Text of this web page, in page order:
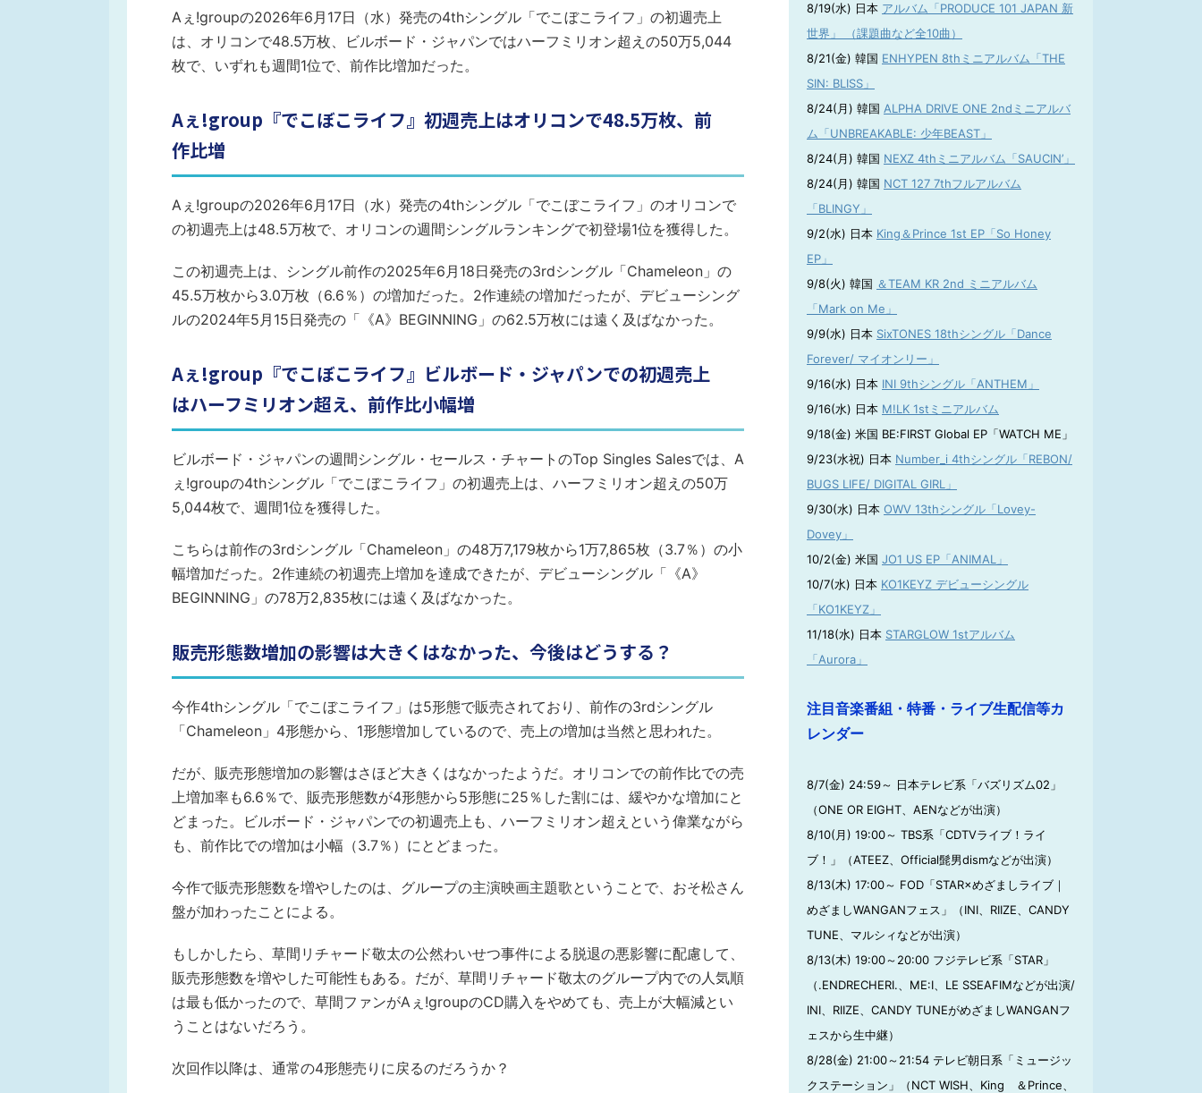
Aぇ!groupの2026年6月17日（水）発売の4thシングル「でこぼこライフ」の初週売上
は、オリコンで48.5万枚、ビルボード・ジャパンではハーフミリオン超えの50万5,044
枚で、いずれも週間1位で、前作比増加だった。
Aぇ!group『でこぼこライフ』初週売上はオリコンで48.5万枚、前
作比増
Aぇ!groupの2026年6月17日（水）発売の4thシングル「でこぼこライフ」のオリコンで
の初週売上は48.5万枚で、オリコンの週間シングルランキングで初登場1位を獲得した。
この初週売上は、シングル前作の2025年6月18日発売の3rdシングル「Chameleon」の
45.5万枚から3.0万枚（6.6％）の増加だった。2作連続の増加だったが、デビューシング
ルの2024年5月15日発売の「《A》BEGINNING」の62.5万枚には遠く及ばなかった。
Aぇ!group『でこぼこライフ』ビルボード・ジャパンでの初週売上
はハーフミリオン超え、前作比小幅増
ビルボード・ジャパンの週間シングル・セールス・チャートのTop Singles Salesでは、A
ぇ!groupの4thシングル「でこぼこライフ」の初週売上は、ハーフミリオン超えの50万
5,044枚で、週間1位を獲得した。
こちらは前作の3rdシングル「Chameleon」の48万7,179枚から1万7,865枚（3.7％）の小
幅増加だった。2作連続の初週売上増加を達成できたが、デビューシングル「《A》
BEGINNING」の78万2,835枚には遠く及ばなかった。
販売形態数増加の影響は大きくはなかった、今後はどうする？
今作4thシングル「でこぼこライフ」は5形態で販売されており、前作の3rdシングル
「Chameleon」4形態から、1形態増加しているので、売上の増加は当然と思われた。
だが、販売形態増加の影響はさほど大きくはなかったようだ。オリコンでの前作比での売
上増加率も6.6％で、販売形態数が4形態から5形態に25％した割には、緩やかな増加にと
どまった。ビルボード・ジャパンでの初週売上も、ハーフミリオン超えという偉業ながら
も、前作比での増加は小幅（3.7％）にとどまった。
今作で販売形態数を増やしたのは、グループの主演映画主題歌ということで、おそ松さん
盤が加わったことによる。
もしかしたら、草間リチャード敬太の公然わいせつ事件による脱退の悪影響に配慮して、
販売形態数を増やした可能性もある。だが、草間リチャード敬太のグループ内での人気順
は最も低かったので、草間ファンがAぇ!groupのCD購入をやめても、売上が大幅減とい
うことはないだろう。
次回作以降は、通常の4形態売りに戻るのだろうか？
8/19(水) 日本 アルバム「PRODUCE 101 JAPAN 新
世界」 （課題曲など全10曲）
8/21(金) 韓国 ENHYPEN 8thミニアルバム「THE
SIN: BLISS」
8/24(月) 韓国 ALPHA DRIVE ONE 2ndミニアルバ
ム「UNBREAKABLE: 少年BEAST」
8/24(月) 韓国 NEXZ 4thミニアルバム「SAUCIN’」
8/24(月) 韓国 NCT 127 7thフルアルバム
「BLINGY」
9/2(水) 日本 King＆Prince 1st EP「So Honey
EP」
9/8(火) 韓国 ＆TEAM KR 2nd ミニアルバム
「Mark on Me」
9/9(水) 日本 SixTONES 18thシングル「Dance
Forever/ マイオンリー」
9/16(水) 日本 INI 9thシングル「ANTHEM」
9/16(水) 日本 M!LK 1stミニアルバム
9/18(金) 米国 BE:FIRST Global EP「WATCH ME」
9/23(水祝) 日本 Number_i 4thシングル「REBON/
BUGS LIFE/ DIGITAL GIRL」
9/30(水) 日本 OWV 13thシングル「Lovey-
Dovey」
10/2(金) 米国 JO1 US EP「ANIMAL」
10/7(水) 日本 KO1KEYZ デビューシングル
「KO1KEYZ」
11/18(水) 日本 STARGLOW 1stアルバム
「Aurora」
注目音楽番組・特番・ライブ生配信等カ
レンダー
8/7(金) 24:59～ 日本テレビ系「バズリズム02」
（ONE OR EIGHT、AENなどが出演）
8/10(月) 19:00～ TBS系「CDTVライブ！ライ
ブ！」（ATEEZ、Official髭男dismなどが出演）
8/13(木) 17:00～ FOD「STAR×めざましライブ｜
めざましWANGANフェス」（INI、RIIZE、CANDY
TUNE、マルシィなどが出演）
8/13(木) 19:00～20:00 フジテレビ系「STAR」
（.ENDRECHERI.、ME:I、LE SSEAFIMなどが出演/
INI、RIIZE、CANDY TUNEがめざましWANGANフ
ェスから生中継）
8/28(金) 21:00～21:54 テレビ朝日系「ミュージッ
クステーション」（NCT WISH、King ＆Prince、